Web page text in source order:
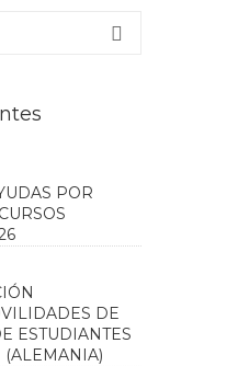
Search
POR
DE
ESTUDIANTES
(ALEMANIA)